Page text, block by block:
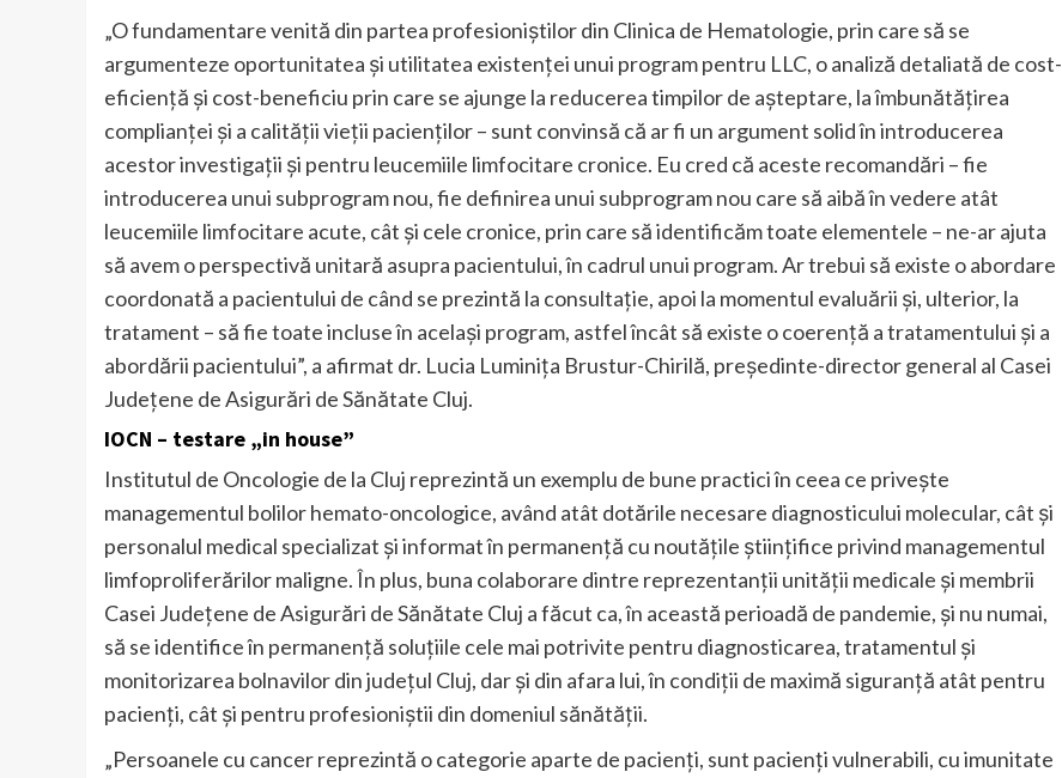
„O fundamentare venită din partea profesioniștilor din Clinica de Hematologie, prin care să se
argumenteze oportunitatea și utilitatea existenței unui program pentru LLC, o analiză detaliată de cost-
eficiență și cost-beneficiu prin care se ajunge la reducerea timpilor de așteptare, la îmbunătățirea
complianței și a calității vieții pacienților – sunt convinsă că ar fi un argument solid în introducerea
acestor investigații și pentru leucemiile limfocitare cronice. Eu cred că aceste recomandări – fie
introducerea unui subprogram nou, fie definirea unui subprogram nou care să aibă în vedere atât
leucemiile limfocitare acute, cât și cele cronice, prin care să identificăm toate elementele – ne-ar ajuta
să avem o perspectivă unitară asupra pacientului, în cadrul unui program. Ar trebui să existe o abordare
coordonată a pacientului de când se prezintă la consultație, apoi la momentul evaluării și, ulterior, la
tratament – să fie toate incluse în același program, astfel încât să existe o coerență a tratamentului și a
abordării pacientului”, a afirmat dr. Lucia Luminița Brustur-Chirilă, președinte-director general al Casei
Județene de Asigurări de Sănătate Cluj.
IOCN – testare „in house”
Institutul de Oncologie de la Cluj reprezintă un exemplu de bune practici în ceea ce privește
managementul bolilor hemato-oncologice, având atât dotările necesare diagnosticului molecular, cât și
personalul medical specializat și informat în permanență cu noutățile științifice privind managementul
limfoproliferărilor maligne. În plus, buna colaborare dintre reprezentanții unității medicale și membrii
Casei Județene de Asigurări de Sănătate Cluj a făcut ca, în această perioadă de pandemie, și nu numai,
să se identifice în permanență soluțiile cele mai potrivite pentru diagnosticarea, tratamentul și
monitorizarea bolnavilor din județul Cluj, dar și din afara lui, în condiții de maximă siguranță atât pentru
pacienți, cât și pentru profesioniștii din domeniul sănătății.
„Persoanele cu cancer reprezintă o categorie aparte de pacienți, sunt pacienți vulnerabili, cu imunitate